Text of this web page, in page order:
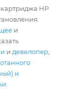
HP
и
и девелопер
и